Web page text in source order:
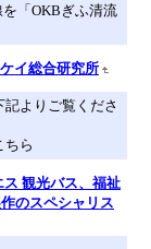
「OKBぎふ清流
イ総合研究所
よりご覧くださ
ちら
観光バス、福祉
のスペシャリス